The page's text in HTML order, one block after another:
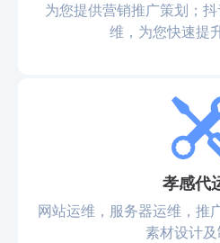
为您提供营销推广策划；
维，为您快速提
孝感代
网站运维，服务器运维，推
素材设计及